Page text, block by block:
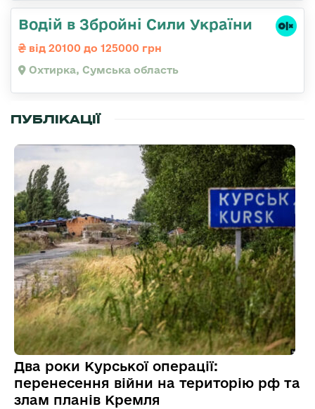
Водій в Збройні Сили України
від 20100 до 125000 грн
Охтирка, Сумська область
ПУБЛІКАЦІЇ
Два роки Курської операції:
перенесення війни на територію рф та
злам планів Кремля